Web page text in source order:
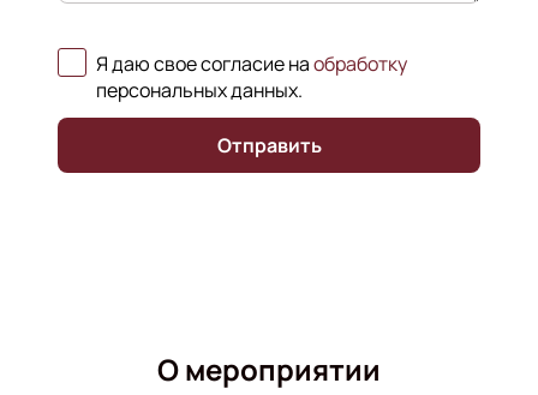
Я даю свое согласие наобработку
персональных данных.
Отправить
О мероприятии